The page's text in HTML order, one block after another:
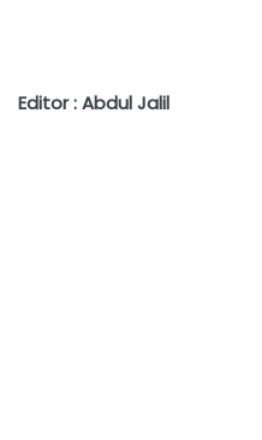
Editor : Abdul Jalil